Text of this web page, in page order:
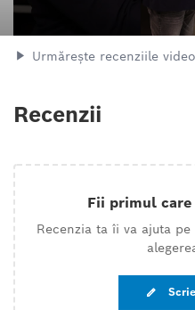
Urmărește recenziile
Recenzii
Fii primul care
Recenzia ta îi va ajuta